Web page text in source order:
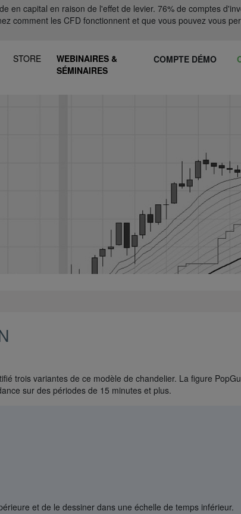
en capital en raison de l'effet de levier. 76% de comptes
comment les CFD fonctionnent et que vous pouvez vous
STORE
WEBINAIRES &
SÉMINAIRES
COMPTE DÉMO
trois variantes de ce modèle de chandelier. La figure
sur des périodes de 15 minutes et plus.
et de le dessiner dans une échelle de temps inférieur.